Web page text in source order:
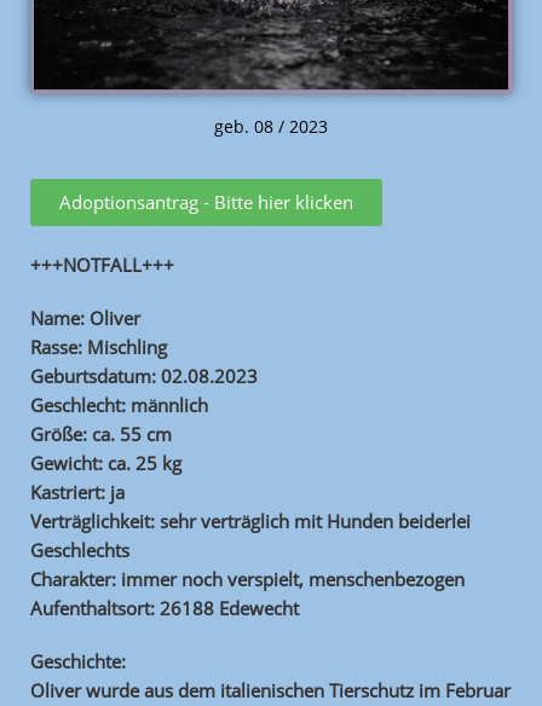
geb. 08 / 2023
Adoptionsantrag - Bitte hier klicken
+++NOTFALL+++
Name: Oliver
Rasse: Mischling
Geburtsdatum: 02.08.2023
Geschlecht: männlich
Größe: ca. 55 cm
Gewicht: ca. 25 kg
Kastriert: ja
Verträglichkeit: sehr verträglich mit Hunden beiderlei
Geschlechts
Charakter: immer noch verspielt, menschenbezogen
Aufenthaltsort: 26188 Edewecht
Geschichte:
Oliver wurde aus dem italienischen Tierschutz im Februar